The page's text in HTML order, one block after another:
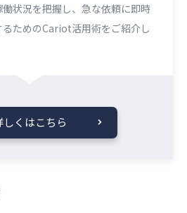
状況を把握し、急な依頼に即時
るためのCariot活用術をご紹介し
しくはこちら